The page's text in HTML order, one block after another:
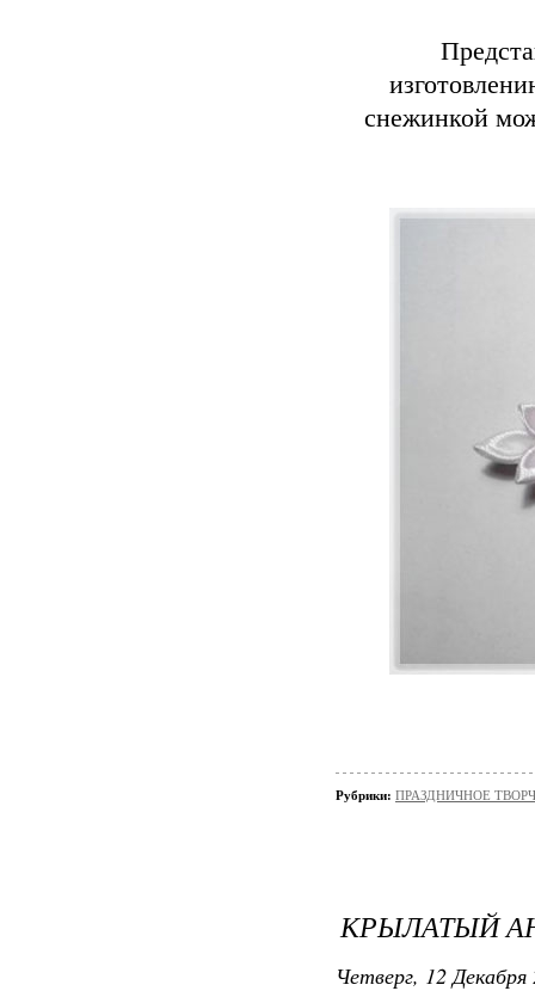
снежинкой
Рубрики: ПРАЗДНИЧНОЕ
КРЫЛАТЫЙ
Четверг, 12